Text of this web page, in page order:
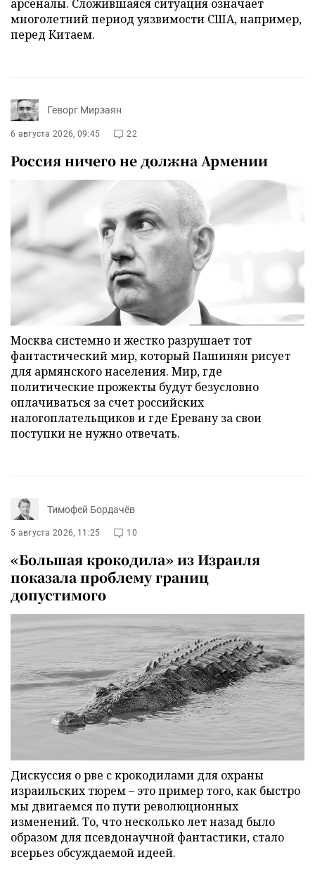
арсеналы. Сложившаяся ситуация означает
многолетний период уязвимости США, например,
перед Китаем.
Геворг Мирзаян
6 августа 2026, 09:45 22
Россия ничего не должна Армении
Москва системно и жестко разрушает тот
фантастический мир, который Пашинян рисует
для армянского населения. Мир, где
политические прожекты будут безусловно
оплачиваться за счет российских
налогоплательщиков и где Еревану за свои
поступки не нужно отвечать.
Тимофей Бордачёв
5 августа 2026, 11:25 10
«Большая крокодила» из Израиля
показала проблему границ
допустимого
Дискуссия о рве с крокодилами для охраны
израильских тюрем – это пример того, как быстро
мы двигаемся по пути революционных
изменений. То, что несколько лет назад было
образом для псевдонаучной фантастики, стало
всерьез обсуждаемой идеей.